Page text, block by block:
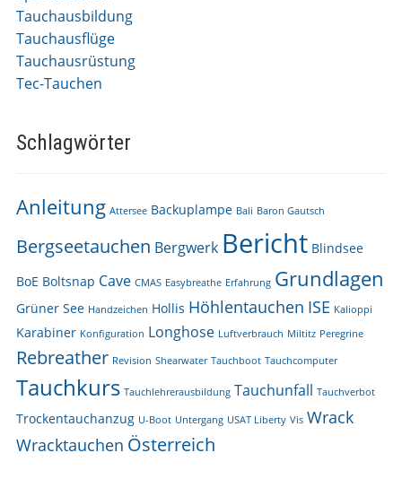
Tauchausbildung
Tauchausflüge
Tauchausrüstung
Tec-Tauchen
Schlagwörter
Anleitung Attersee Backuplampe Bali Baron Gautsch
Bergseetauchen Bergwerk Bericht Blindsee
BoE Boltsnap Cave CMAS Easybreathe Erfahrung Grundlagen
Grüner See Handzeichen Hollis Höhlentauchen ISE Kalioppi
Karabiner Konfiguration Longhose Luftverbrauch Miltitz Peregrine
Rebreather Revision Shearwater Tauchboot Tauchcomputer
Tauchkurs Tauchlehrerausbildung Tauchunfall Tauchverbot
Trockentauchanzug U-Boot Untergang USAT Liberty Vis Wrack
Wracktauchen Österreich